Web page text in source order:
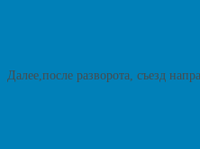
Далее,после разворота, съезд